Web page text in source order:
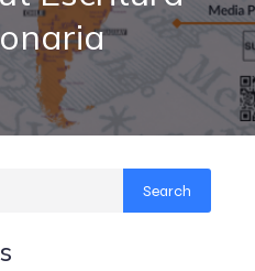
Search